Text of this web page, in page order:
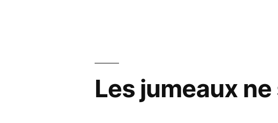
regard
Les jumeaux